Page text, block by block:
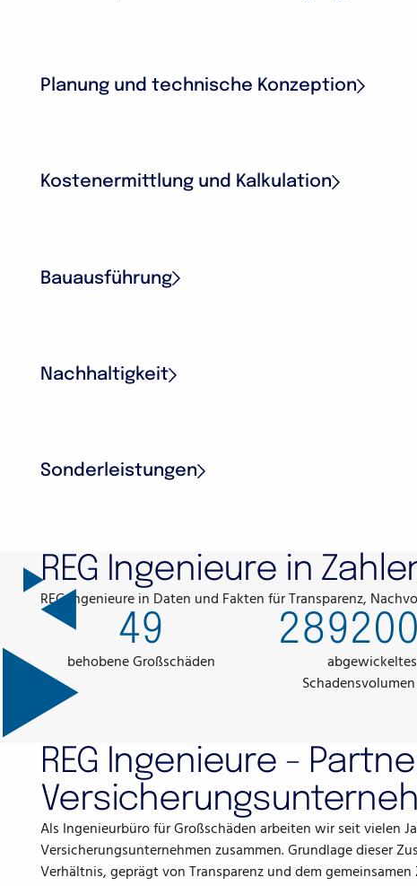
Planung und technische Konzeption
Kostenermittlung und Kalkulation
Bauausführung
Nachhaltigkeit
Sonderleistungen
REG Ingenieure in
REG Ingenieure in Daten und Fakten für Transparenz,
49
behobene Großschäden
abgewickeltes
REG Ingenieure -
Als Ingenieurbüro für Großschäden arbeiten wir seit vielen
Versicherungsunternehmen zusammen. Grundlage dieser
Verhältnis, geprägt von Transparenz und dem